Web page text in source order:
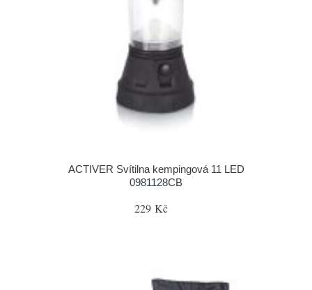
ACTIVER Svítilna kempingová 11 LED
0981128CB
229 Kč